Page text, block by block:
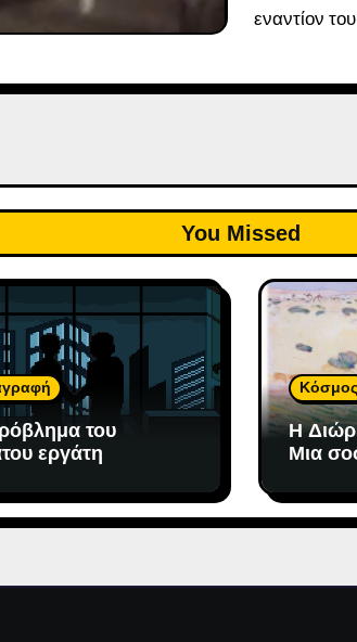
εναντίον
You Missed
του
εργάτη
Κόσμος
H
Μια